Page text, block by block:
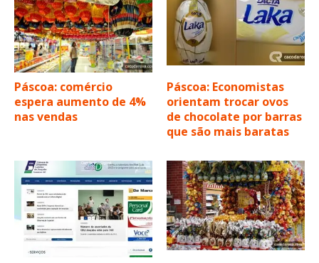
Páscoa: comércio
espera aumento de 4%
nas vendas
Páscoa: Economistas
orientam trocar ovos
de chocolate por barras
que são mais baratas